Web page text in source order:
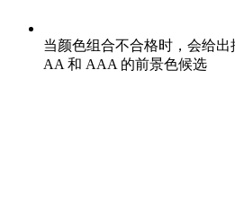
当颜色组合不合格时，会给
AA 和 AAA 的前景色候选